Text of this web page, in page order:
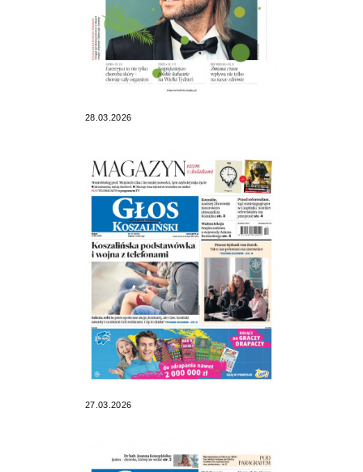
28.03.2026
27.03.2026